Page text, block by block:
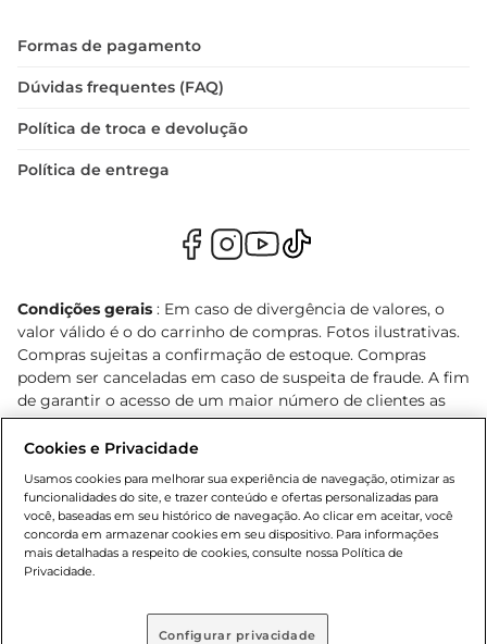
Formas de pagamento
Dúvidas frequentes (FAQ)
Política de troca e devolução
Política de entrega
Condições gerais : Em caso de divergência de valores, o
valor válido é o do carrinho de compras. Fotos ilustrativas.
Compras sujeitas a confirmação de estoque. Compras
podem ser canceladas em caso de suspeita de fraude. A fim
de garantir o acesso de um maior número de clientes as
nossas promoções, a compra de produtos com preços
promocionais poderá ter sua quantidade limitada por
cliente. Os preços, ofertas e condições são exclusivos para
o e-commerce e válidos durante o dia de hoje, podendo
sofrer alterações sem prévia notificação. Proibida a venda
de bebidas alcoólicas para menores de 18 anos, conforme
Lei n.º 8069/90, art. 81, inciso II (Estatuto da Criança e do
prévio. O valor mínimo para as compras on-line é de R$
Cookies e Privacidade
Usamos cookies para melhorar sua experiência de navegação, otimizar as
funcionalidades do site, e trazer conteúdo e ofertas personalizadas para
você, baseadas em seu histórico de navegação. Ao clicar em aceitar, você
concorda em armazenar cookies em seu dispositivo. Para informações
mais detalhadas a respeito de cookies, consulte nossa Política de
Privacidade.
Configurar privacidade